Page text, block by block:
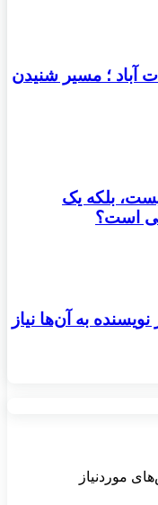
؛ مسیر شنیدن
بلکه یک
است؟
نویسنده به آن‌ها نیاز
موردنیاز